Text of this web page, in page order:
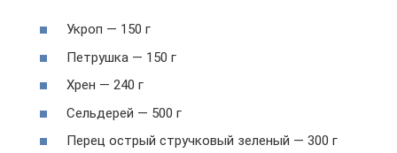
Укроп — 150 г
Петрушка — 150 г
Хрен — 240 г
Сельдерей — 500 г
Перец острый стручковый зеленый — 300 г